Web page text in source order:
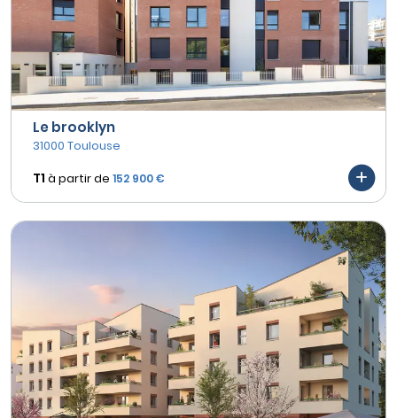
Le brooklyn
31000 Toulouse
T1 à partir de 152 900 €